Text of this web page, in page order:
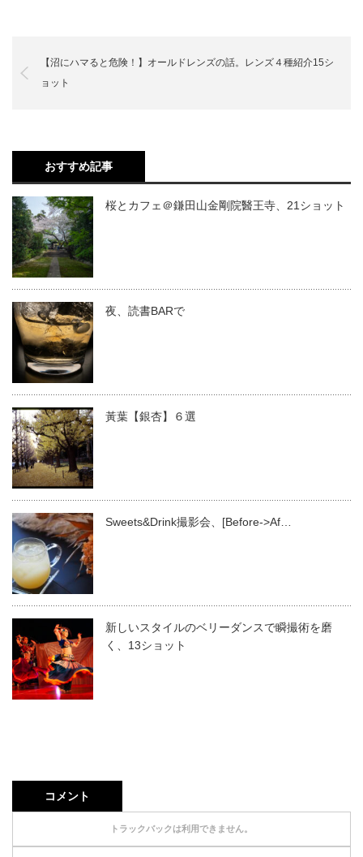
【沼にハマると危険！】オールドレンズの話。レンズ４種紹介15シ
ョット
おすすめ記事
桜とカフェ＠鎌田山金剛院醫王寺、21ショット
夜、読書BARで
黃葉【銀杏】６選
Sweets&Drink撮影会、[Before->Af…
新しいスタイルのベリーダンスで瞬撮術を磨
く、13ショット
コメント
トラックバックは利用できません。